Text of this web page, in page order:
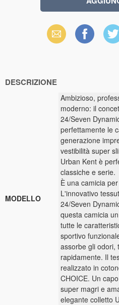
Email Facebook X
DESCRIZIONE
MODELLO
Ambizioso,
moderno: il
24/Seven
perfettamente le
generazione
vestibilità super
Urban Kent è
classiche e serie.
È una camicia
L'innovativo
24/Seven
questa camicia
tutte le
sportivo
assorbe gli odori,
rapidamente. Il
realizzato in
CHOICE. Un
super magri e
elegante colletto